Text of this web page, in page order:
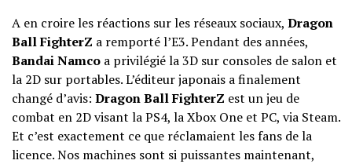
A en croire les réactions sur les réseaux sociaux, Dragon
Ball FighterZ a remporté l’E3. Pendant des années,
Bandai Namco a privilégié la 3D sur consoles de salon et
la 2D sur portables. L’éditeur japonais a finalement
changé d’avis: Dragon Ball FighterZ est un jeu de
combat en 2D visant la PS4, la Xbox One et PC, via Steam.
Et c’est exactement ce que réclamaient les fans de la
licence. Nos machines sont si puissantes maintenant,